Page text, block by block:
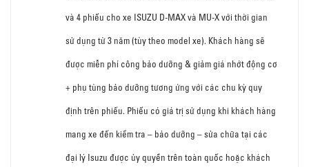
và 4 phiếu cho xe ISUZU D-MAX và MU-X với thời gian
sử dụng từ 3 năm (tùy theo model xe). Khách hàng sẽ
được miễn phí công bảo dưỡng & giảm giá nhớt động cơ
+ phụ tùng bảo dưỡng tương ứng với các chu kỳ quy
định trên phiếu. Phiếu có giá trị sử dụng khi khách hàng
mang xe đến kiểm tra – bảo dưỡng – sửa chữa tại các
đại lý Isuzu được ủy quyền trên toàn quốc hoặc khách